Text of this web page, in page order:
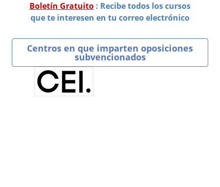
Boletín Gratuito : Recibe todos los cursos
que te interesen en tu correo electrónico
Centros en que imparten oposiciones
subvencionados